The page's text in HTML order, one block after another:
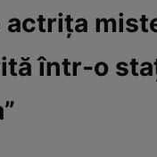
actrița
într-o